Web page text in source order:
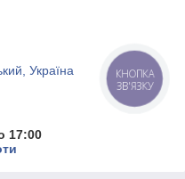
Україна
17:00
КНОПКА
ЗВ'ЯЗКУ